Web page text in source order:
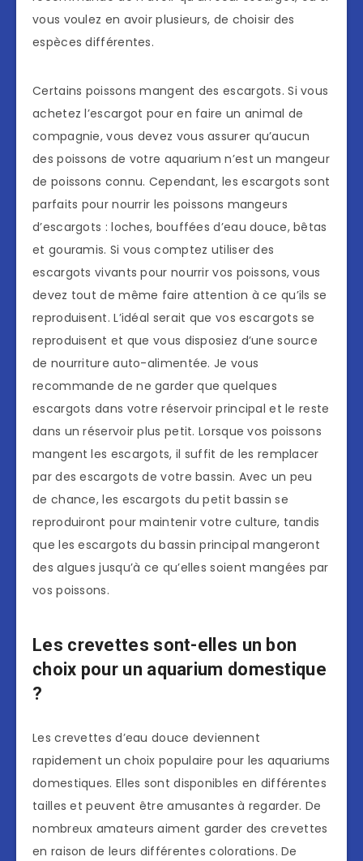
vous voulez en avoir plusieurs, de choisir des
espèces différentes.
Certains poissons mangent des escargots. Si vous
achetez l’escargot pour en faire un animal de
compagnie, vous devez vous assurer qu’aucun
des poissons de votre aquarium n’est un mangeur
de poissons connu. Cependant, les escargots sont
parfaits pour nourrir les poissons mangeurs
d’escargots : loches, bouffées d’eau douce, bêtas
et gouramis. Si vous comptez utiliser des
escargots vivants pour nourrir vos poissons, vous
devez tout de même faire attention à ce qu’ils se
reproduisent. L’idéal serait que vos escargots se
reproduisent et que vous disposiez d’une source
de nourriture auto-alimentée. Je vous
recommande de ne garder que quelques
escargots dans votre réservoir principal et le reste
dans un réservoir plus petit. Lorsque vos poissons
mangent les escargots, il suffit de les remplacer
par des escargots de votre bassin. Avec un peu
de chance, les escargots du petit bassin se
reproduiront pour maintenir votre culture, tandis
que les escargots du bassin principal mangeront
des algues jusqu’à ce qu’elles soient mangées par
vos poissons.
Les crevettes sont-elles un bon
choix pour un aquarium domestique
?
Les crevettes d’eau douce deviennent
rapidement un choix populaire pour les aquariums
domestiques. Elles sont disponibles en différentes
tailles et peuvent être amusantes à regarder. De
nombreux amateurs aiment garder des crevettes
en raison de leurs différentes colorations. De